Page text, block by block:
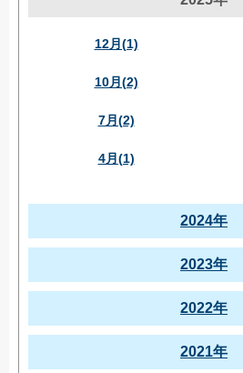
12月(1)
10月(2)
7月(2)
4月(1)
2024年
2023年
2022年
2021年